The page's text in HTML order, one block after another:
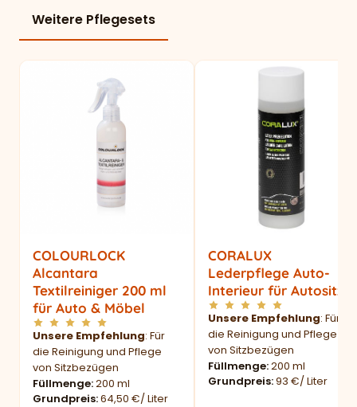
Weitere Pflegesets
COLOURLOCK
Alcantara
Textilreiniger 200 ml
für Auto & Möbel
Unsere Empfehlung: Für
die Reinigung und Pflege
von Sitzbezügen
Füllmenge 200 ml
Grundpreis 64,50 €/ Liter
CORALUX
Lederpflege Auto-
Interieur für Autositze
Unsere Empfehlung: Für
die Reinigung und Pflege
von Sitzbezügen
Füllmenge 200 ml
Grundpreis 93 €/ Liter